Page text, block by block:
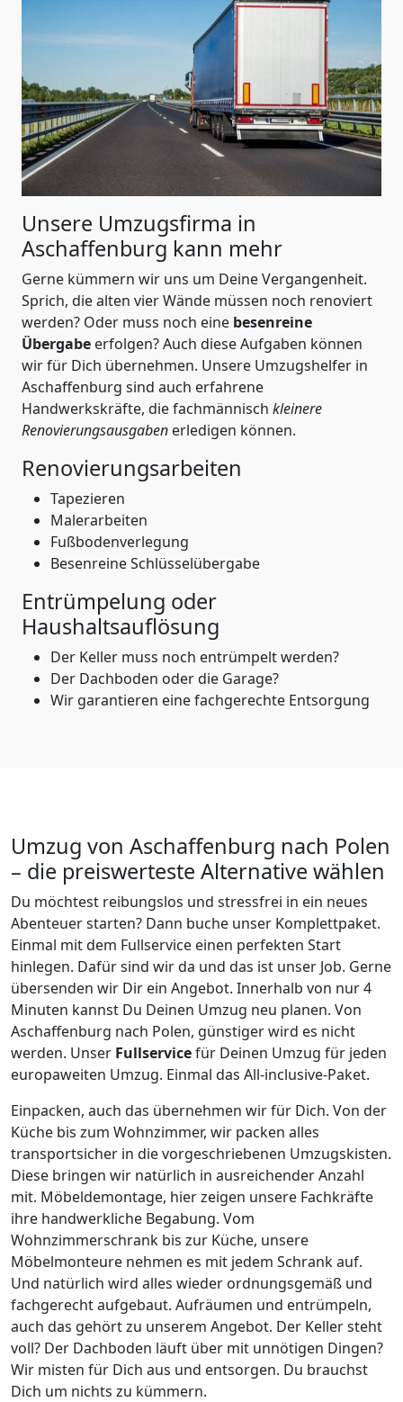
Unsere Umzugsfirma in
Aschaffenburg kann mehr
Gerne kümmern wir uns um Deine Vergangenheit.
Sprich, die alten vier Wände müssen noch renoviert
werden? Oder muss noch eine besenreine
Übergabe erfolgen? Auch diese Aufgaben können
wir für Dich übernehmen. Unsere Umzugshelfer in
Aschaffenburg sind auch erfahrene
Handwerkskräfte, die fachmännisch kleinere
Renovierungsausgaben erledigen können.
Renovierungsarbeiten
Tapezieren
Malerarbeiten
Fußbodenverlegung
Besenreine Schlüsselübergabe
Entrümpelung oder
Haushaltsauflösung
Der Keller muss noch entrümpelt werden?
Der Dachboden oder die Garage?
Wir garantieren eine fachgerechte Entsorgung
Umzug von Aschaffenburg nach Polen
– die preiswerteste Alternative wählen
Du möchtest reibungslos und stressfrei in ein neues
Abenteuer starten? Dann buche unser Komplettpaket.
Einmal mit dem Fullservice einen perfekten Start
hinlegen. Dafür sind wir da und das ist unser Job. Gerne
übersenden wir Dir ein Angebot. Innerhalb von nur4
Minuten kannst Du Deinen Umzug neu planen. Von
Aschaffenburg nach Polen, günstiger wird es nicht
werden. Unser Fullservicefür Deinen Umzug für jeden
europaweiten Umzug. Einmal das All-inclusive-Paket.
Einpacken, auch das übernehmen wir für Dich. Von der
Küche bis zum Wohnzimmer, wir packen alles
transportsicher in die vorgeschriebenen Umzugskisten.
Diese bringen wir natürlich in ausreichender Anzahl
mit. Möbeldemontage, hier zeigen unsere Fachkräfte
ihre handwerkliche Begabung. Vom
Wohnzimmerschrank bis zur Küche, unsere
Möbelmonteure nehmen es mit jedem Schrank auf.
Und natürlich wird alles wieder ordnungsgemäß und
fachgerecht aufgebaut. Aufräumen und entrümpeln,
auch das gehört zu unserem Angebot. Der Keller steht
voll? Der Dachboden läuft über mit unnötigen Dingen?
Wir misten für Dich aus und entsorgen. Du brauchst
Dich um nichts zu kümmern.